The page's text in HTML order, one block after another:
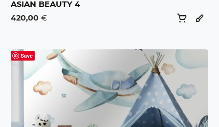
ASIAN BEAUTY 4
420,00€
Save